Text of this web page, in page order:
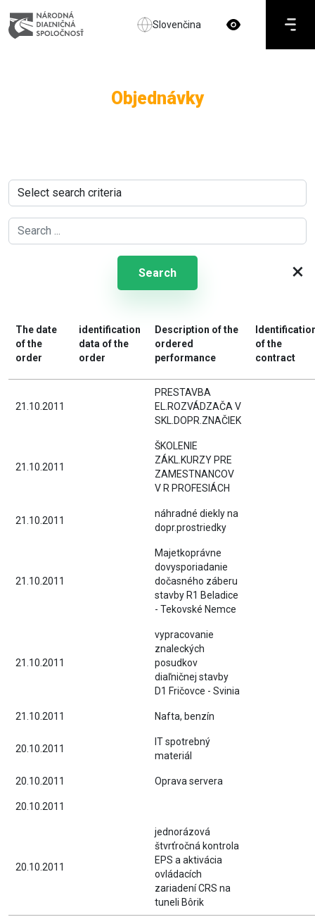
Slovenčina
Objednávky
Search ×
The date
of the
order
identification
data of the
order
Description of the
ordered
performance
of the
contract
21.10.2011
PRESTAVBA
EL.ROZVÁDZAČA V
SKL.DOPR.ZNAČIEK
21.10.2011
ŠKOLENIE
ZÁKL.KURZY PRE
ZAMESTNANCOV
V R PROFESIÁCH
21.10.2011
náhradné diekly na
dopr.prostriedky
21.10.2011
Majetkoprávne
dovysporiadanie
dočasného záberu
stavby R1 Beladice
- Tekovské Nemce
21.10.2011
vypracovanie
znaleckých
posudkov
diaľničnej stavby
D1 Fričovce - Svinia
21.10.2011 Nafta, benzín
20.10.2011
IT spotrebný
materiál
20.10.2011 Oprava servera
20.10.2011
20.10.2011
jednorázová
štvrťročná kontrola
EPS a aktivácia
ovládacích
zariadení CRS na
tuneli Bôrik